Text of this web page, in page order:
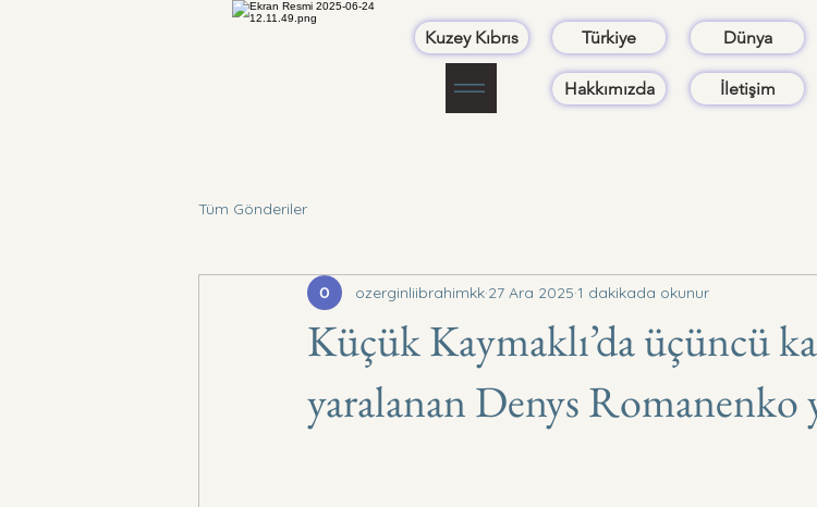
Kuzey Kıbrıs Türkiye
Hakkımızda
Dünya
İletişim
Tüm Gönderiler
Küçük Kaymaklı’da üçüncü
yaralanan Denys Romanenko
ozerginliibrahimkk 27 Ara 2025 1 dakikada okunur